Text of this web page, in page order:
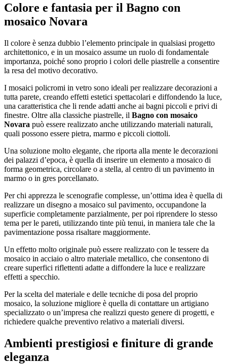
Colore e fantasia per il Bagno con
mosaico Novara
Il colore è senza dubbio l’elemento principale in qualsiasi progetto
architettonico, e in un mosaico assume un ruolo di fondamentale
importanza, poiché sono proprio i colori delle piastrelle a consentire
la resa del motivo decorativo.
I mosaici policromi in vetro sono ideali per realizzare decorazioni a
tutta parete, creando effetti estetici spettacolari e diffondendo la luce,
una caratteristica che li rende adatti anche ai bagni piccoli e privi di
finestre. Oltre alla classiche piastrelle, il Bagno con mosaico
Novara può essere realizzato anche utilizzando materiali naturali,
quali possono essere pietra, marmo e piccoli ciottoli.
Una soluzione molto elegante, che riporta alla mente le decorazioni
dei palazzi d’epoca, è quella di inserire un elemento a mosaico di
forma geometrica, circolare o a stella, al centro di un pavimento in
marmo o in gres porcellanato.
Per chi apprezza le scenografie complesse, un’ottima idea è quella di
realizzare un disegno a mosaico sul pavimento, occupandone la
superficie completamente parzialmente, per poi riprendere lo stesso
tema per le pareti, utilizzando tinte più tenui, in maniera tale che la
pavimentazione possa risaltare maggiormente.
Un effetto molto originale può essere realizzato con le tessere da
mosaico in acciaio o altro materiale metallico, che consentono di
creare superfici riflettenti adatte a diffondere la luce e realizzare
effetti a specchio.
Per la scelta del materiale e delle tecniche di posa del proprio
mosaico, la soluzione migliore è quella di contattare un artigiano
specializzato o un’impresa che realizzi questo genere di progetti, e
richiedere qualche preventivo relativo a materiali diversi.
Ambienti prestigiosi e finiture di grande
eleganza